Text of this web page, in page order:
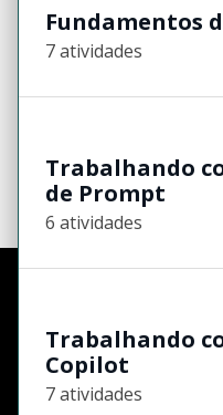
Fundamentos
7 atividades
Trabalhando
de Prompt
6 atividades
Trabalhando
Copilot
7 atividades